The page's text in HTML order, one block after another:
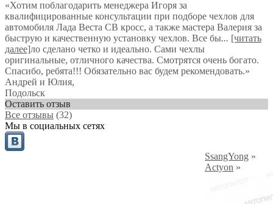
«Хотим поблагодарить менеджера Игоря за
квалифицированные консультации при подборе чехлов для
автомобиля Лада Веста СВ кросс, а также мастера Валерия за
быструю и качественную установку чехлов. Все бы... [читать
далее]ло сделано четко и идеально. Сами чехлы
оригинальные, отличного качества. Смотрятся очень богато.
Спасибо, ребята!!! Обязательно вас будем рекомендовать.»
Андрей и Юлия,
Подольск
Оставить отзыв
Все отзывы (32)
Мы в социальных сетях
SsangYong »
Actyon »